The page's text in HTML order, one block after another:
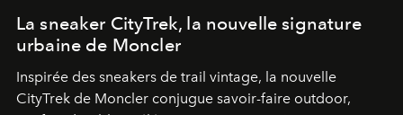
La sneaker CityTrek, la nouvelle signature
urbaine de Moncler
Inspirée des sneakers de trail vintage, la nouvelle
CityTrek de Moncler conjugue savoir-faire outdoor,